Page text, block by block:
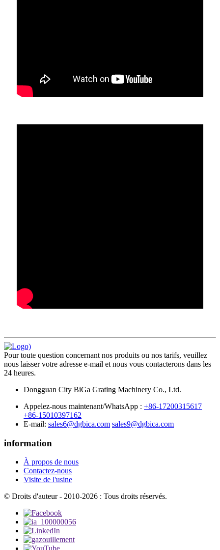
Pour toute question concernant nos produits ou nos tarifs, veuillez
nous laisser votre adresse e-mail et nous vous contacterons dans les
24 heures.
Dongguan City BiGa Grating Machinery Co., Ltd.
Appelez-nous maintenant/WhatsApp : +86-17200315617
+86-15010397162
E-mail: sales6@dgbica.com sales9@dgbica.com
information
À propos de nous
Contactez-nous
Visite de l'usine
© Droits d'auteur - 2010-2026 : Tous droits réservés.